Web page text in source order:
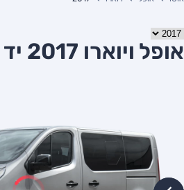
אופל ויוארו 2017 יד שניה